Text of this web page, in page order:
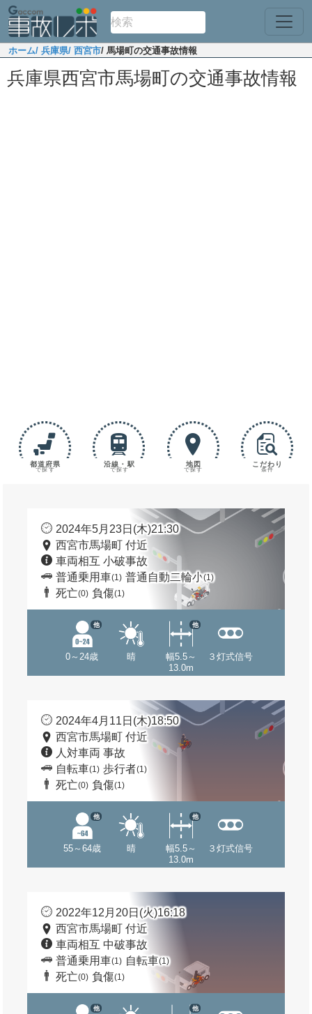
ホーム/ 兵庫県/ 西宮市/ 馬場町の交通事故情報
兵庫県西宮市馬場町の交通事故情報
都道府県
で探す
沿線・駅
で探す
地図
で探す
こだわり
条件
2024年5月23日(木)21:30
西宮市馬場町 付近
車両相互 小破事故
普通乗用車(1) 普通自動二輪小(1)
死亡(0) 負傷(1)
0～24歳
他
晴
幅5.5～
13.0m
他
３灯式信号
2024年4月11日(木)18:50
西宮市馬場町 付近
人対車両 事故
自転車(1) 歩行者(1)
死亡(0) 負傷(1)
55～64歳
他
晴
幅5.5～
13.0m
他
３灯式信号
2022年12月20日(火)16:18
西宮市馬場町 付近
車両相互 中破事故
普通乗用車(1) 自転車(1)
死亡(0) 負傷(1)
他 他